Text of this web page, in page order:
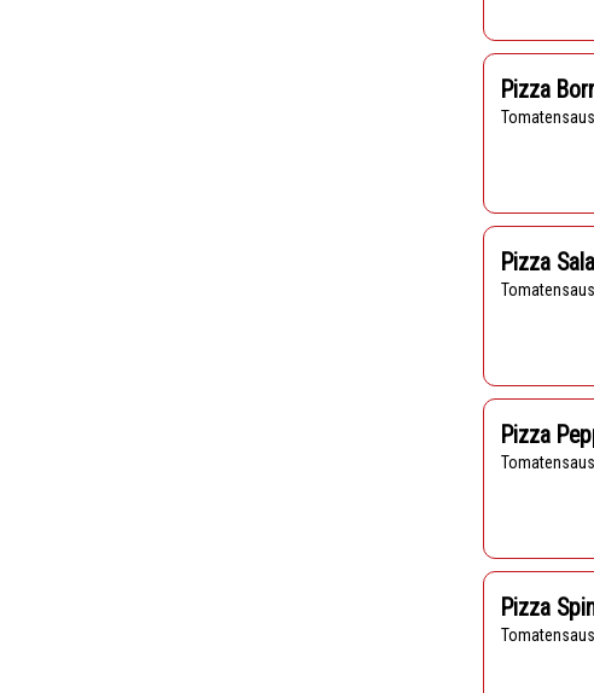
Pizza
Pizza
Pizza
Pizza